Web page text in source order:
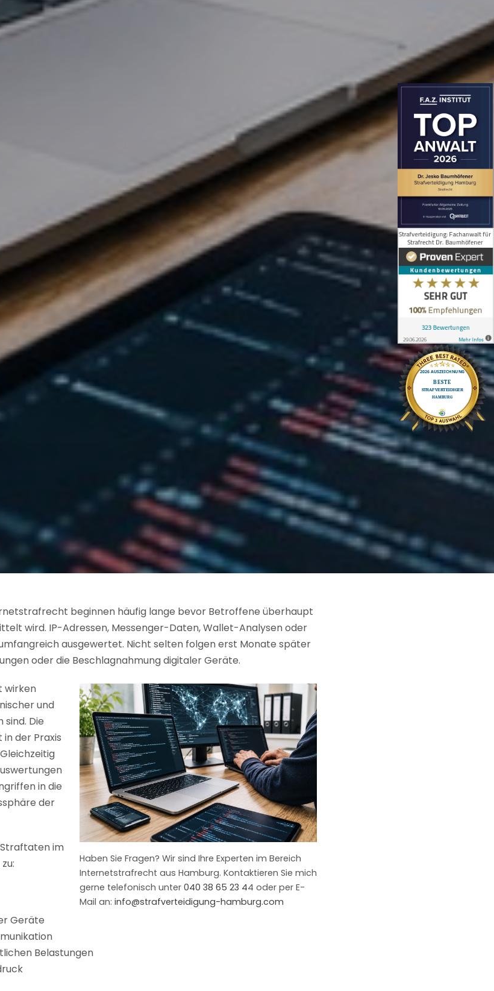
beginnen häufig lange bevor Betroffene überhaupt
wird. IP-Adressen, Messenger-Daten, Wallet-Analysen oder
ausgewertet. Nicht selten folgen erst Monate später
oder die Beschlagnahmung digitaler Geräte.
Haben Sie Fragen? Wir sind Ihre Experten im Bereich
Internetstrafrecht aus Hamburg. Kontaktieren Sie mich
gerne telefonisch unter 040 38 65 23 44 oder per E-
Mail an: info@strafverteidigung-hamburg.com
wirken
und
Die
der Praxis
in die
der
im
Geräte
Belastungen